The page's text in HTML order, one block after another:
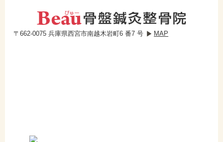
〒662-0075 兵庫県西宮市南越木岩町6 番7 号 MAP